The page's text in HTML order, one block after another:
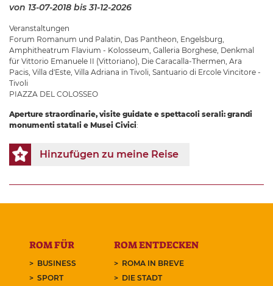
von 13-07-2018 bis 31-12-2026
Veranstaltungen
Forum Romanum und Palatin Das Pantheon Engelsburg
Amphitheatrum Flavium - Kolosseum Galleria Borghese Denkmal
für Vittorio Emanuele II (Vittoriano) Die Caracalla-Thermen Ara
Pacis Villa d'Este Villa Adriana in Tivoli Santuario di Ercole Vincitore -
Tivoli
PIAZZA DEL COLOSSEO
Aperture straordinarie, visite guidate e spettacoli serali: grandi
monumenti statali e Musei Civici:
Hinzufügen zu meine Reise
ROM FÜR
BUSINESS
SPORT
ROM ENTDECKEN
ROMA IN BREVE
DIE STADT